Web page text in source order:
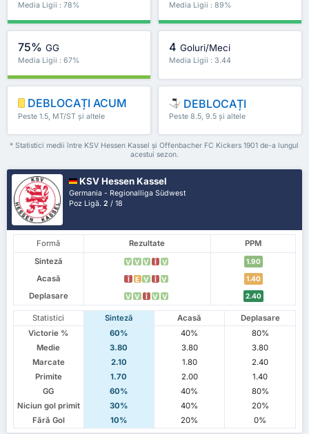
Media Ligii : 78% Media Ligii : 89%
75% GG
Media Ligii : 67%
4 Goluri/Meci
Media Ligii : 3.44
DEBLOCAȚI ACUM
Peste 1.5, MT/ST și altele
DEBLOCAȚI
Peste 8.5, 9.5 și altele
* Statistici medii între KSV Hessen Kassel și Offenbacher FC Kickers 1901 de-a lungul
acestui sezon.
KSV Hessen Kassel
Germania - Regionalliga Südwest
Poz Ligă.2 / 18
Formă Rezultate
PPM
Sinteză
V V V Î V 1.90
Acasă Î E V Î V 1.40
Deplasare V V Î V V 2.40
Statistici Sinteză Acasă
Deplasare
Victorie %
60% 40%
80%
Medie
3.80 3.80
3.80
Marcate
2.10 1.80
2.40
Primite
1.70 2.00
1.40
GG
60% 40%
80%
Niciun gol primit
30% 40%
20%
Fără Gol
10% 20% 0%